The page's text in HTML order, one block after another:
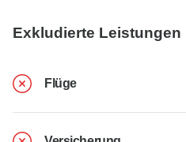
Exkludierte Leistungen
Flüge